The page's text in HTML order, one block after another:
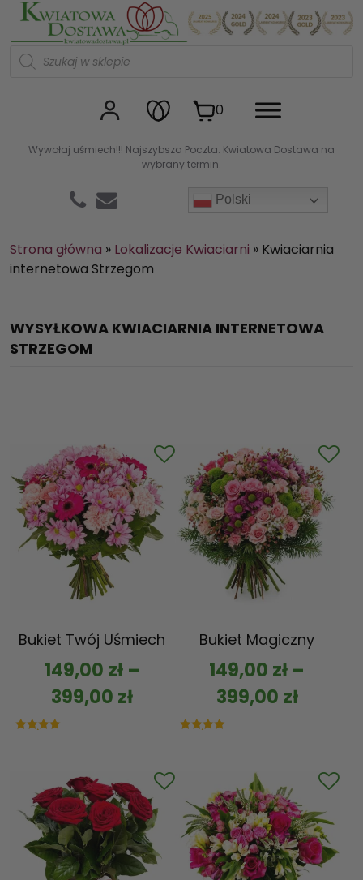
Wywołaj uśmiech!!! Najszybsza Poczta. Kwiatowa Dostawa na
wybrany termin.
Polski
Kwiaciarnia internetowa
W
d
u
k
0
Strona główna » Lokalizacje Kwiaciarni » Kwiaciarnia
internetowa Strzegom
WYSYŁKOWA KWIACIARNIA INTERNETOWA
STRZEGOM
Bukiet Twój Uśmiech
149,00 zł–
399,00 zł
Bukiet Magiczny
149,00 zł –
399,00 zł